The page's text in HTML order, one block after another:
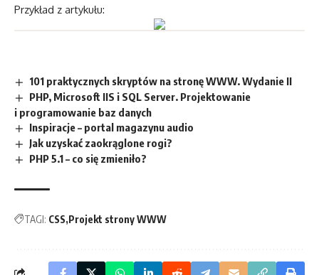
Przykład z artykułu:
101 praktycznych skryptów na stronę WWW. Wydanie II
PHP, Microsoft IIS i SQL Server. Projektowanie
i programowanie baz danych
Inspiracje – portal magazynu audio
Jak uzyskać zaokrąglone rogi?
PHP 5.1 – co się zmieniło?
TAGI: CSS Projekt strony WWW